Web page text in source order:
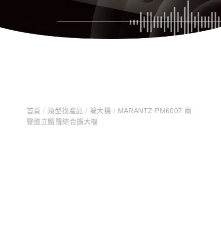
首頁/ 類型找產品 / 擴大機 / MARANTZ PM6007 兩
聲道立體聲綜合擴大機